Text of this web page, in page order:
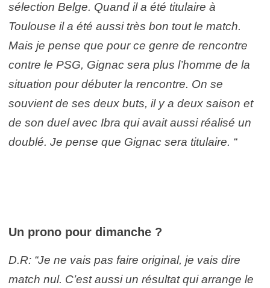
sélection Belge. Quand il a été titulaire à
Toulouse il a été aussi très bon tout le match.
Mais je pense que pour ce genre de rencontre
contre le PSG, Gignac sera plus l’homme de la
situation pour débuter la rencontre. On se
souvient de ses deux buts, il y a deux saison et
de son duel avec Ibra qui avait aussi réalisé un
doublé. Je pense que Gignac sera titulaire. “
Un prono pour dimanche ?
D.R: “Je ne vais pas faire original, je vais dire
match nul. C’est aussi un résultat qui arrange le